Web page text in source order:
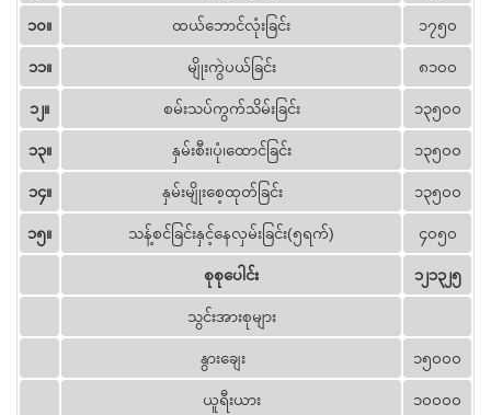
၁၀။ ထယ်ဘောင်လုံးခြင်း ၁၇၅၀
၁၁။ မျိုးကွဲပယ်ခြင်း ၈၁၀၀
၁၂။ စမ်းသပ်ကွက်သိမ်းခြင်း ၁၃၅၀၀
၁၃။ နှမ်းစီး၊ပုံ၊ထောင်ခြင်း ၁၃၅၀၀
၁၄။ နှမ်းမျိုးစေ့ထုတ်ခြင်း ၁၃၅၀၀
၁၅။ သန့်စင်ခြင်းနှင့်နေလှမ်းခြင်း(၅ရက်) ၄၀၅၀
စုစုပေါင်း ၁၂၁၃၂၅
သွင်းအားစုများ
နွားချေး ၁၅၀၀၀
ယူရီးယား ၁၀၀၀၀